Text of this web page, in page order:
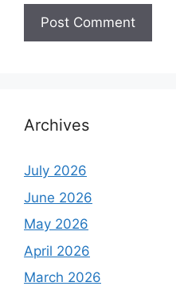
Archives
July 2026
June 2026
May 2026
April 2026
March 2026